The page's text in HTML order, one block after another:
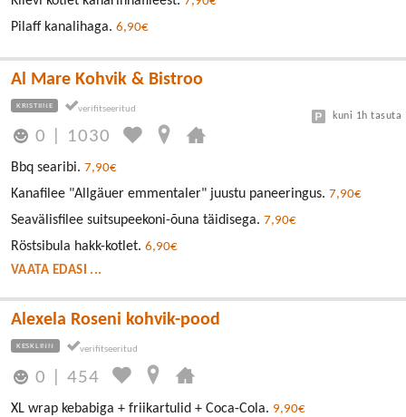
Pilaff kanalihaga. 6,90€
Al Mare Kohvik & Bistroo
KRISTIINE
0 1030
kuni 1h tasuta
Bbq searibi. 7,90€
Kanafilee "Allgäuer emmentaler" juustu paneeringus. 7,90€
Seavälisfilee suitsupeekoni-õuna täidisega. 7,90€
Röstsibula hakk-kotlet. 6,90€
VAATA EDASI ...
Alexela Roseni kohvik-pood
KESKLINN
0 |454
XL wrap kebabiga + friikartulid + Coca-Cola. 9,90€